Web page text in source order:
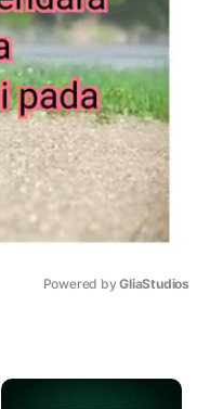
Powered by GliaStudios